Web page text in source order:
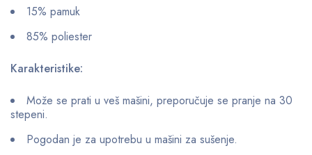
15% pamuk
85% poliester
Karakteristike:
Može se prati u veš mašini, preporučuje se pranje na 30
stepeni.
Pogodan je za upotrebu u mašini za sušenje.